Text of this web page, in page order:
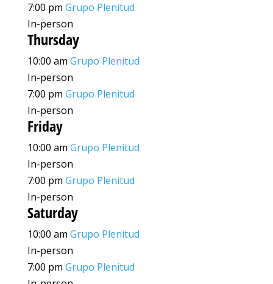
7:00 pm Grupo Plenitud
In-person
Thursday
10:00 am Grupo Plenitud
In-person
7:00 pm Grupo Plenitud
In-person
Friday
10:00 am Grupo Plenitud
In-person
7:00 pm Grupo Plenitud
In-person
Saturday
10:00 am Grupo Plenitud
In-person
7:00 pm Grupo Plenitud